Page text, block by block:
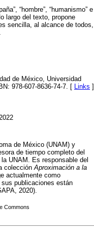
“hombre”, “humanismo” e
largo del texto, propone
sencilla, al alcance de todos,
de México, Universidad
978-607-8636-74-7. [ Links ]
de México (UNAM) y
de tiempo completo del
UNAM. Es responsable del
colecciónAproximación a la
actualmente como
publicaciones están
2020).
Commons